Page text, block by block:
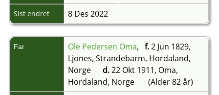
Sist endret 8 Des 2022
Far Ole Pedersen Oma, f.2 Jun 1829,
Ljones, Strandebarm, Hordaland,
Norge
d.22 Okt 1911, Oma,
Hordaland, Norge
(Alder 82 år)